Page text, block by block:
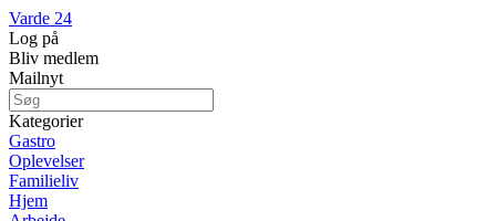
Varde 24
Log på
Bliv medlem
Mailnyt
Kategorier
Gastro
Oplevelser
Familieliv
Hjem